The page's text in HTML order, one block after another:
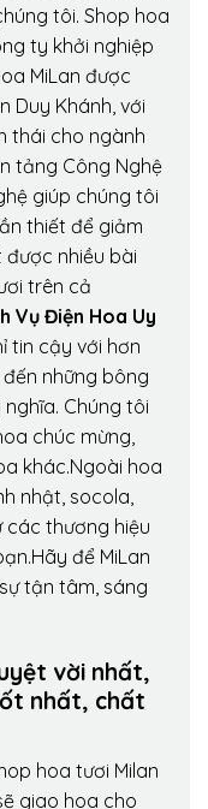
tôi. Shop hoa
ty khởi nghiệp
MiLan được
Duy Khánh, với
thái cho ngành
tảng Công Nghệ
giúp chúng tôi
thiết để giảm
nhiều bài
trên cả
Vụ Điện Hoa Uy
tin cậy với hơn
những bông
Chúng tôi
chúc mừng,
khác.Ngoài hoa
nhật, socola,
thương hiệu
để MiLan
tận tâm, sáng
vời nhất,
nhất, chất
hoa tươi Milan
giao hoa cho